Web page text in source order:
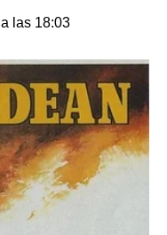
las 18:03